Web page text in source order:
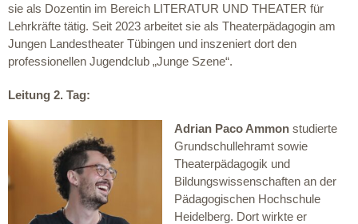
sie als Dozentin im Bereich LITERATUR UND THEATER für
Lehrkräfte tätig. Seit 2023 arbeitet sie als Theaterpädagogin am
Jungen Landestheater Tübingen und inszeniert dort den
professionellen Jugendclub „Junge Szene“.
Leitung 2. Tag:
Adrian Paco Ammon studierte
Grundschullehramt sowie
Theaterpädagogik und
Bildungswissenschaften an der
Pädagogischen Hochschule
Heidelberg. Dort wirkte er